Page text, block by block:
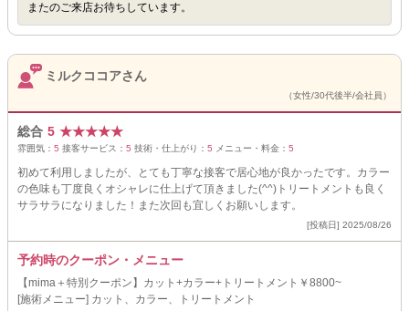
またのご来店お待ちしています。
ミルクココアさん
（女性/30代後半/会社員）
総合 5 ★★★★★
雰囲気： 5 接客サービス： 5 技術・仕上がり： 5 メニュー・料金： 5
初めて利用しましたが、とても丁寧な接客で居心地が良かったです。カラー
の色味も丁度良くオシャレに仕上げて頂きました(^^)トリートメントも良く
サラサラになりました！また次回も宜しくお願いします。
[投稿日] 2025/08/26
予約時のクーポン・メニュー
【mima＋特別クーポン】カット+カラー+トリートメント￥8800~
[施術メニュー] カット、カラー、トリートメント